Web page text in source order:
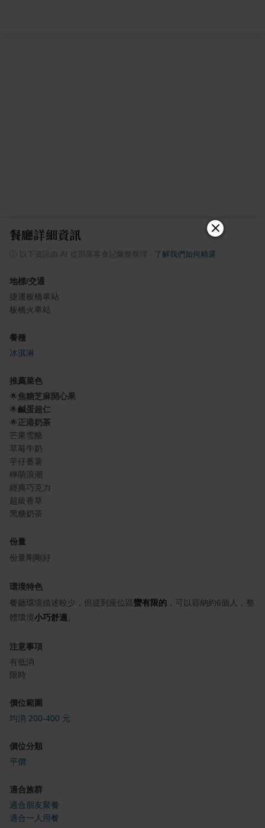
餐廳詳細資訊
以下資訊由 AI 從部落客食記彙整整理 了解我們如何精選
地標/交通
捷運板橋車站
板橋火車站
餐種
冰淇淋
推薦菜色
🌟焦糖芝麻開心果
🌟鹹蛋超仁
🌟正港奶茶
芒果雪酪
草莓牛奶
芋仔番薯
檸萌浪潮
經典巧克力
超級香草
黑糖奶茶
份量
份量剛剛好
環境特色
餐廳環境描述較少，但提到座位區蠻有限的 ，可以容納約6個人，整
體環境小巧舒適
注意事項
有低消
限時
價位範圍
均消 200-400 元
價位分類
平價
適合族群
適合朋友聚餐
適合一人用餐